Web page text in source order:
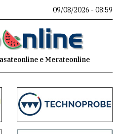
09/08/2026 - 08:59
e Merateonline